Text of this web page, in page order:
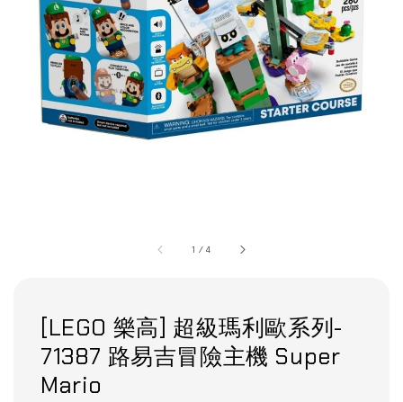
1 /4
[LEGO 樂高] 超級瑪利歐系列-
71387 路易吉冒險主機 Super
Mario